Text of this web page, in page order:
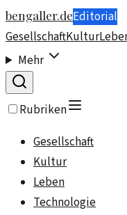
bengaller.deEditorial
GesellschaftKultur
Mehr
Rubriken
Gesellschaft
Kultur
Leben
Technologie